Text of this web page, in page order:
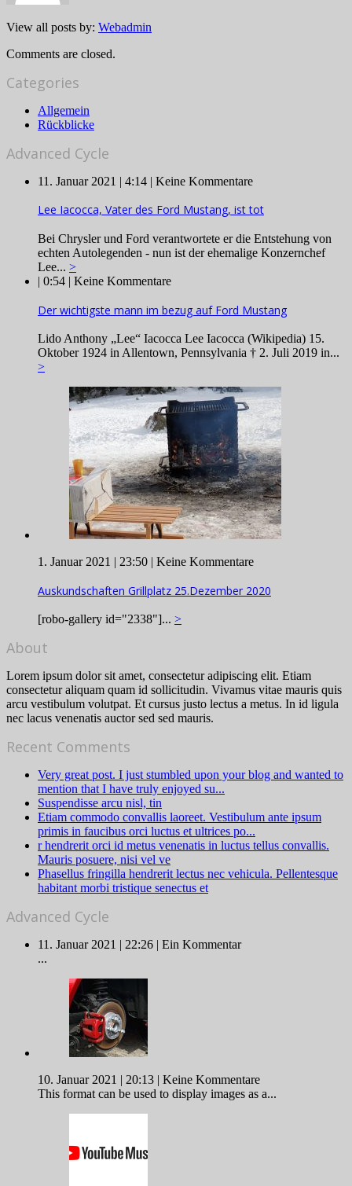
View all posts by: Webadmin
Comments are closed.
Categories
Allgemein
Rückblicke
Advanced Cycle
11. Januar 2021 | 4:14 | Keine Kommentare
Lee Iacocca, Vater des Ford Mustang, ist tot
Bei Chrysler und Ford verantwortete er die Entstehung von
echten Autolegenden - nun ist der ehemalige Konzernchef
Lee... >
| 0:54 | Keine Kommentare
Der wichtigste mann im bezug auf Ford Mustang
Lido Anthony „Lee“ Iacocca Lee Iacocca (Wikipedia) 15.
Oktober 1924 in Allentown, Pennsylvania † 2. Juli 2019 in...
>
1. Januar 2021 | 23:50 | Keine Kommentare
Auskundschaften Grillplatz 25.Dezember 2020
[robo-gallery id="2338"]... >
About
Lorem ipsum dolor sit amet, consectetur adipiscing elit. Etiam
consectetur aliquam quam id sollicitudin. Vivamus vitae mauris quis
arcu vestibulum volutpat. Et cursus justo lectus a metus. In id ligula
nec lacus venenatis auctor sed sed mauris.
Recent Comments
Very great post. I just stumbled upon your blog and wanted to
mention that I have truly enjoyed su...
Suspendisse arcu nisl, tin
Etiam commodo convallis laoreet. Vestibulum ante ipsum
primis in faucibus orci luctus et ultrices po...
r hendrerit orci id metus venenatis in luctus tellus convallis.
Mauris posuere, nisi vel ve
Phasellus fringilla hendrerit lectus nec vehicula. Pellentesque
habitant morbi tristique senectus et
Advanced Cycle
11. Januar 2021 | 22:26 | Ein Kommentar
...
10. Januar 2021 | 20:13 | Keine Kommentare
This format can be used to display images as a...